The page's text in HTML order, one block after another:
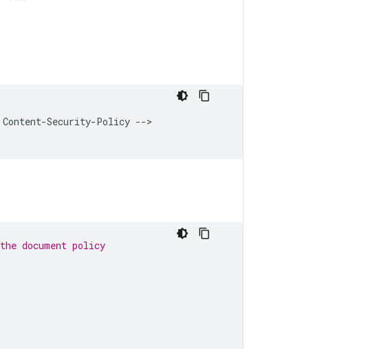
Security-Policy -->
document policy